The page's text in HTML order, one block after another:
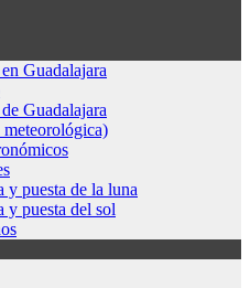
Guadalajara
Guadalajara
y puesta de la luna
y puesta del sol